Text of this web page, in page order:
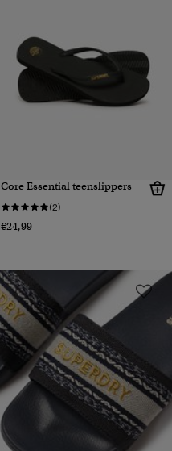
Core Essential teenslippers
(2)
€24,99